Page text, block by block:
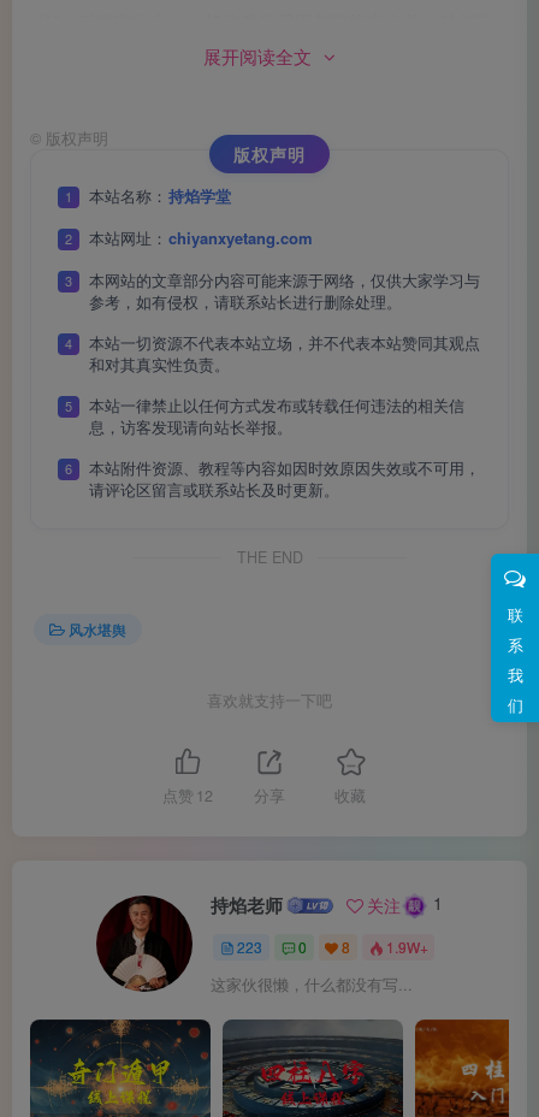
联
系
我
们
作用的“场”，物质与物质、人与环境之间，始终进行着微妙
空间，其实并不“空”。它充满了潜在的可能性和动态的相互
作用——这有些类似于物理学中“零点场”或“量子场”的概念，
一种看似不存在、却支撑着物质基本特性的基底状态。
是孕育生长的活“场”。 没有春天的气候场，就没有树木的生
长。这并非玄学，而是一个基于观察的朴素认知：任何生命
的成长、任何事业的成就，都离不开其所依托的支撑系统。
这种“场”的思维，对我们的现实生活有什么指导意义
第一，它提醒我们重视“环境”的构建。 古代人在选择居
所和建造城市时，强调要观察“山水形势”，注重周边的自然
环境和整体格局。这并非迷信“方位决定命运”，而是一种朴
展开阅读全文
© 版权声明
版权声明
1 本站名称： 持焰学堂
2 本站网址： chiyanxyetang.com
3
本网站的文章部分内容可能来源于网络，仅供大家学习与
参考，如有侵权，请联系站长进行删除处理。
4
本站一切资源不代表本站立场，并不代表本站赞同其观点
和对其真实性负责。
5
本站一律禁止以任何方式发布或转载任何违法的相关信
息，访客发现请向站长举报。
6
本站附件资源、教程等内容如因时效原因失效或不可用，
请评论区留言或联系站长及时更新。
THE END
风水堪舆
喜欢就支持一下吧
点赞 12 分享 收藏
持焰老师 关注 1
223 0 8 1.9W+
这家伙很懒，什么都没有写...